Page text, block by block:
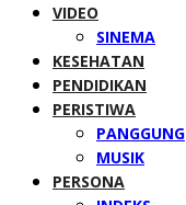
VIDEO
SINEMA
KESEHATAN
PENDIDIKAN
PERISTIWA
PANGGUNG
MUSIK
PERSONA